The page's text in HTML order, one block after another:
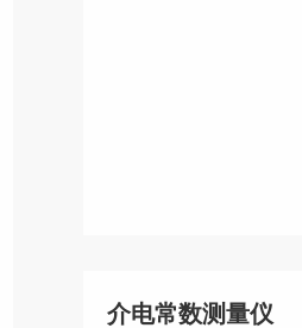
介电常数测量仪